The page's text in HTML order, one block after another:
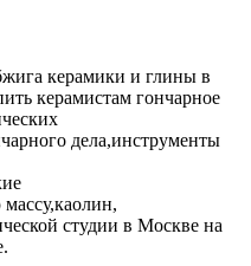
керамики и глины в
керамистам гончарное
дела,инструменты
студии в Москве на